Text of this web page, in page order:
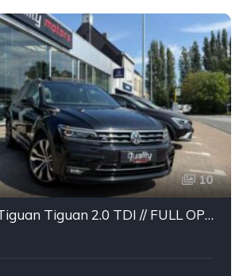
10
Volkswagen Tiguan Tiguan 2.0 TDI // FULL OPTION // R-Line // DSG // PANORAMISCH DAK // KEY-LESS // LEDER // DYNAUDIO // 360° //